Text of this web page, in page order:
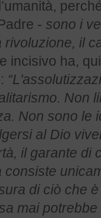
- sono i
il
incisivo ha,
Non
Non sono le
al Dio
il garante di
di ciò che
mai